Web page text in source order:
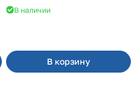
В наличии
В корзину